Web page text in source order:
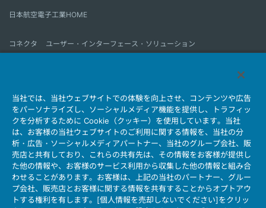
日本航空電子工業HOME
コネクタ
ユーザー・インターフェース・ソリューション
会社情報 サステナビリティ IR情報 採用情報
会社情報新着一覧
製品情報新着一覧
サイトマップ お問い合わせ
個人情報保護ポリシー
JAE Cookie Policy
ウェブアクセシビリティ方針
マイナンバー情報保護ポリシー
当社ウェブサイトのご利用について
ソーシャルメディア公式アカウント運用ポリシー
当社では、当社ウェブサイトでの体験を向上させ、コンテンツや広告
をパーソナライズし、ソーシャルメディア機能を提供し、トラフィッ
クを分析するために Cookie（クッキー）を使用しています。当社
は、お客様の当社ウェブサイトのご利用に関する情報を、当社の分
析・広告・ソーシャルメディアパートナー、当社のグループ会社、販
売店と共有しており、これらの共有先は、その情報をお客様が提供し
た他の情報や、お客様のサービス利用から収集した他の情報と組み合
わせることがあります。お客様は、上記の当社のパートナー、グルー
プ会社、販売店とお客様に関する情報を共有することからオプトアウ
トする権利を有します。[個人情報を売却しないでください]をクリッ